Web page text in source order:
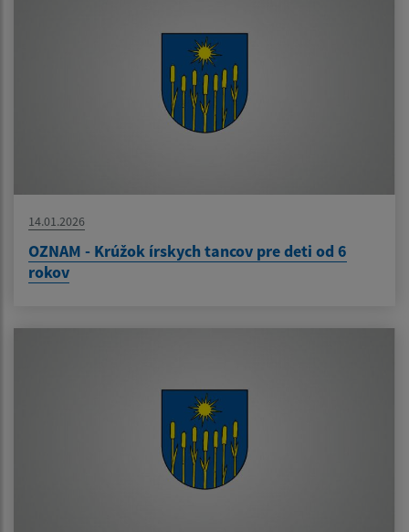
14.01.2026
OZNAM - Krúžok írskych tancov pre deti od 6
rokov